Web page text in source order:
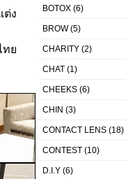
ต่ง
ทย
BOTOX (6)
BROW(5)
CHARITY (2)
CHAT (1)
CHEEKS (6)
CHIN (3)
CONTACT LENS (18)
CONTEST (10)
D.I.Y (6)